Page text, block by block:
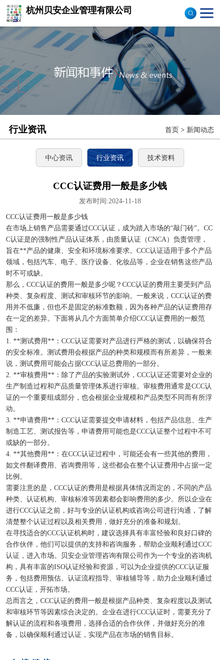
杭州贝安企业管理有限公司
行业资讯 首页 > 新闻动态
中心资讯 行业资讯 技术资料
CCC认证费用一般是多少钱
发布时间:2024-11-18
CCC认证费用一般是多少钱
在市场上销售产品需要通过CCC认证，成为踏入市场的“敲门砖”。CC
C认证是的强制性产品认证体系，由质量认证（CNCA）负责管理，
旨在**产品的健康、安全和环境标准要求。CCC认证适用于多个产品
领域，包括汽车、电子、医疗设备、化妆品等，企业在销售这些产品
时不可或缺。
那么，CCC认证的费用一般是多少呢？CCC认证的费用主要受到产品
种类、复杂程度、测试和审核环节的影响。一般来说，CCC认证的费
用并不低廉，但也不是固定的标准数额，因为各种产品的认证费用存
在一定的差异。下面将从几个方面简单介绍CCC认证费用的一般范
围：
1. **测试费用**：CCC认证需要对产品进行严格的测试，以确保符合
的安全标准。测试费用会根据产品的种类和规模而有所差异，一般来
说，测试费用可能会占据CCC认证总费用的一部分。
2. **审核费用**：除了产品的实验测试外，CCC认证还需要对企业的
生产制造过程和产品质量管理体系进行审核。审核费用通常是CCC认
证的一个重要组成部分，也会根据企业规模和产品类型不同而有所浮
动。
3. **申请费用**：CCC认证需要提交申请材料，包括产品信息、生产
制造工艺、测试报告等，申请费用可能也是CCC认证整个过程中不可
或缺的一部分。
4. **其他费用**：在CCC认证过程中，可能还会有一些其他的费用，
如文件翻译费用、咨询费用等，这些都会在整个认证费用中占据一定
比例。
需要注意的是，CCC认证的费用是根据具体情况而定的，不同的产品
种类、认证机构、审核标准等因素都会影响费用的多少。所以企业在
进行CCC认证之前，好与专业的认证机构或咨询公司进行沟通，了解
清楚整个认证过程以及相关费用，做好充分的准备和规划。
在寻找适合的CCC认证机构时，建议选择具有丰富经验和良好口碑的
合作伙伴，他们可以提供的支持和咨询服务，帮助企业顺利通过CCC
认证，进入市场。贝安企业管理咨询有限公司作为一个专业的咨询机
构，具有丰富的ISO认证经验和资源，可以为企业提供的CCC认证服
务，包括费用预估、认证流程指导、审核辅导等，助力企业顺利通过
CCC认证，开拓市场。
总而言之，CCC认证的费用一般是根据产品种类、复杂程度以及测试
和审核环节等因素综合决定的。企业在进行CCC认证时，需要充分了
解认证的流程和各项费用，选择合适的合作伙伴，并做好充分的准
备，以确保顺利通过认证，实现产品在市场的销售目标。
商品售后服务评价体系
认证
ISO9001认证
ISO14001认证
CCC认证
TS16949认证
CQC志愿产品认证